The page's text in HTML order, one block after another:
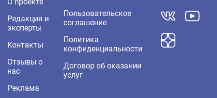
Редакция и
эксперты
Контакты
Отзывы о
нас
Реклама
Пользовательское
соглашение
Политика
конфиденциальности
Договор об оказании
услуг